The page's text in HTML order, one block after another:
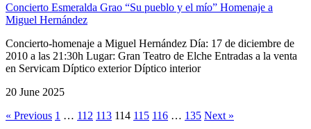
Concierto Esmeralda Grao “Su pueblo y el mío” Homenaje a
Miguel Hernández
Concierto-homenaje a Miguel Hernández Día: 17 de diciembre de
2010 a las 21:30h Lugar: Gran Teatro de Elche Entradas a la venta
en Servicam Díptico exterior Díptico interior
20 June 2025
« Previous 1 … 112 113 114 115 116 … 135 Next »